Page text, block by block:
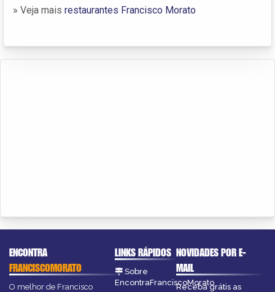
» Veja mais restaurantes Francisco Morato
ENCONTRA
FRANCISCOMORATO
O melhor de Francisco
LINKS RÁPIDOS
Sobre
EncontraFranciscoMorato
NOVIDADES POR E-
MAIL
Receba grátis as